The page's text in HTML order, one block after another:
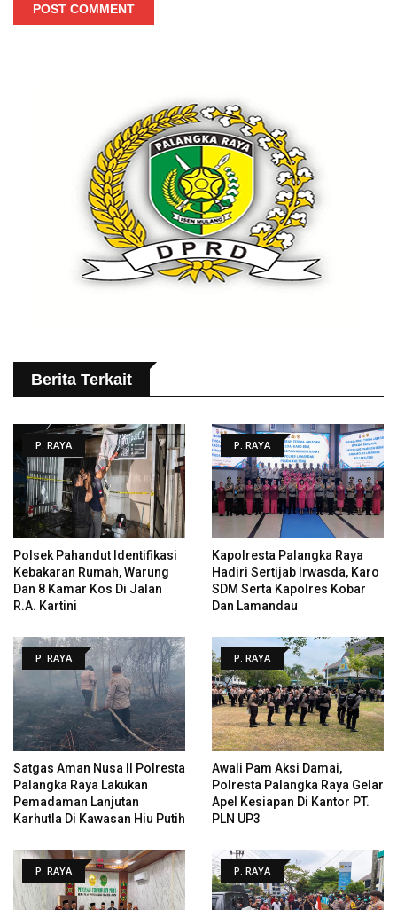
POST COMMENT
Berita Terkait
P. RAYA
Polsek Pahandut Identifikasi
Kebakaran Rumah, Warung
Dan 8 Kamar Kos Di Jalan
R.A. Kartini
P. RAYA
Kapolresta Palangka Raya
Hadiri Sertijab Irwasda, Karo
SDM Serta Kapolres Kobar
Dan Lamandau
P. RAYA
Satgas Aman Nusa II Polresta
Palangka Raya Lakukan
Pemadaman Lanjutan
Karhutla Di Kawasan Hiu Putih
P. RAYA
Awali Pam Aksi Damai,
Polresta Palangka Raya Gelar
Apel Kesiapan Di Kantor PT.
PLN UP3
P. RAYA P. RAYA